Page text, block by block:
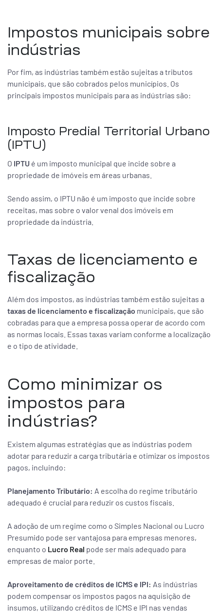
Impostos municipais sobre
indústrias
Por fim, as indústrias também estão sujeitas a tributos
municipais, que são cobrados pelos municípios. Os
principais impostos municipais para as indústrias são:
Imposto Predial Territorial Urbano
(IPTU)
O IPTU é um imposto municipal que incide sobre a
propriedade de imóveis em áreas urbanas.
Sendo assim, o IPTU não é um imposto que incide sobre
receitas, mas sobre o valor venal dos imóveis em
propriedade da indústria.
Taxas de licenciamento e
fiscalização
Além dos impostos, as indústrias também estão sujeitas a
taxas de licenciamento e fiscalização municipais, que são
cobradas para que a empresa possa operar de acordo com
as normas locais. Essas taxas variam conforme a localização
e o tipo de atividade.
Como minimizar os
impostos para
indústrias?
Existem algumas estratégias que as indústrias podem
adotar para reduzir a carga tributária e otimizar os impostos
pagos, incluindo:
Planejamento Tributário: A escolha do regime tributário
adequado é crucial para reduzir os custos fiscais.
A adoção de um regime como o Simples Nacional ou Lucro
Presumido pode ser vantajosa para empresas menores,
enquanto o Lucro Real pode ser mais adequado para
empresas de maior porte.
Aproveitamento de créditos de ICMS e IPI: As indústrias
podem compensar os impostos pagos na aquisição de
insumos, utilizando créditos de ICMS e IPI nas vendas